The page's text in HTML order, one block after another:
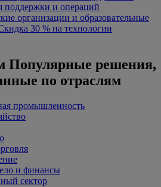
поддержки и операций
организации и образовательные
30 % на технологии
Популярные решения,
по отраслям
промышленность
и финансы
сектор